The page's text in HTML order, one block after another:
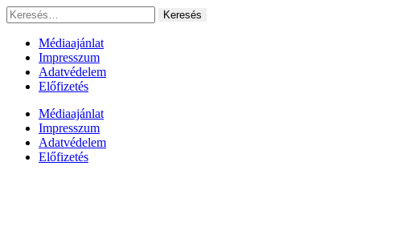
Ugrás
a
tartalomhoz
Keresés:
Médiaajánlat
Impresszum
Adatvédelem
Előfizetés
Médiaajánlat
Impresszum
Adatvédelem
Előfizetés